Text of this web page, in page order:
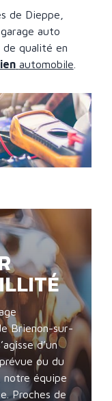
de Dieppe,
auto
de qualité en
automobile
Brienon-sur-
d’un
ou du
notre équipe
Proches de